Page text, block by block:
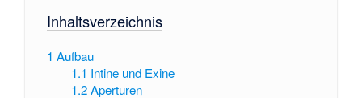
Inhaltsverzeichnis
1 Aufbau
1.1 Intine und Exine
1.2 Aperturen